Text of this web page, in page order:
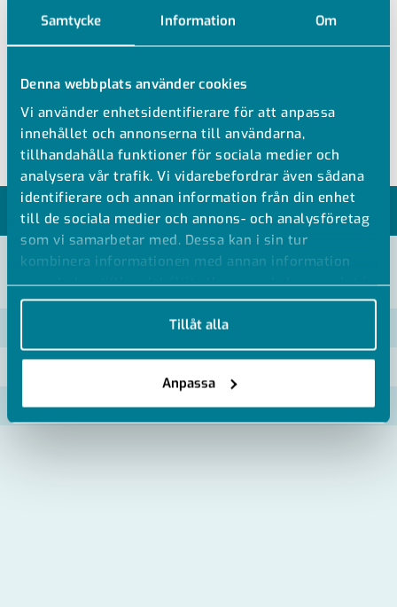
Samtycke Information Om
Denna webbplats använder cookies
Vi använder enhetsidentifierare för att anpassa
innehållet och annonserna till användarna,
tillhandahålla funktioner för sociala medier och
analysera vår trafik. Vi vidarebefordrar även sådana
identifierare och annan information från din enhet
till de sociala medier och annons- och analysföretag
som vi samarbetar med. Dessa kan i sin tur
kombinera informationen med annan information
som du har tillhandahållit eller som de har samlat in
när du har använt deras tjänster.
Tillåt alla
Anpassa
SKENFOT A2
Ytbehandling: Rostfritt stål AISI 304/A2
För skensystem MPC
MODELLER
RSK
MU-156824